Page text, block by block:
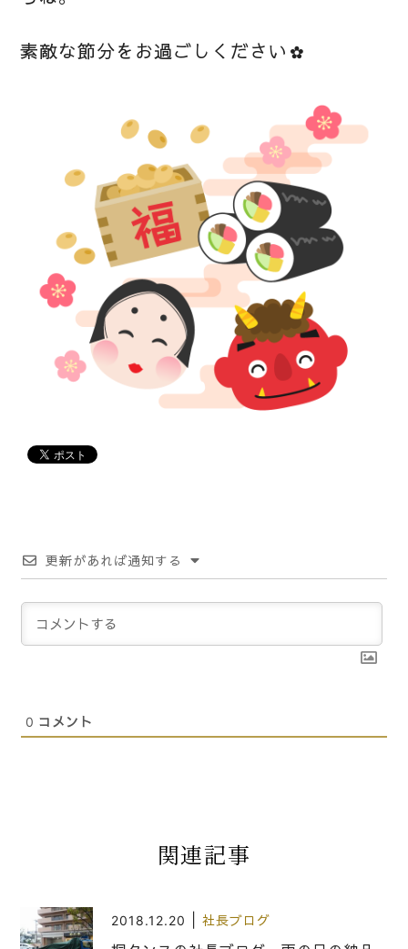
素敵な節分をお過ごしください✿
更新があれば通知する
0 コメント
関連記事
2018.12.20 社長ブログ